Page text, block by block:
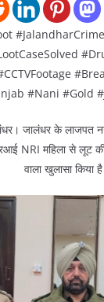
#Nani #Gold
जालंधर के लाजपत
NRI महिला से लूट
वाला खुलासा किया